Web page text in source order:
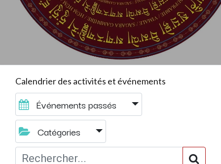
Calendrier des activités et événements
Événements passés
Catégories